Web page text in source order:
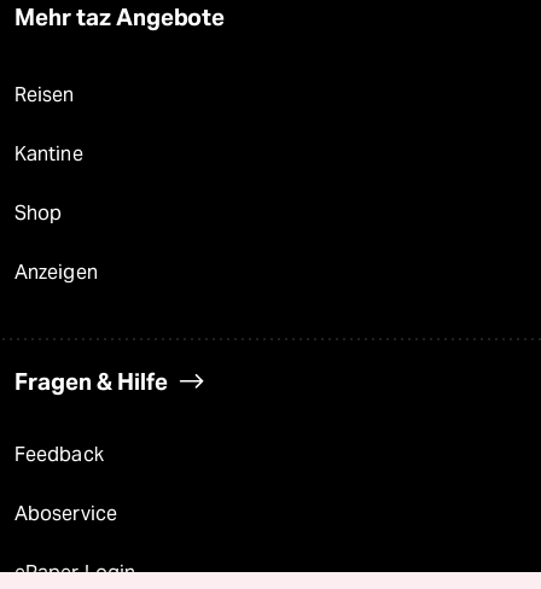
Mehr taz Angebote
Reisen
Kantine
Shop
Anzeigen
Fragen & Hilfe
Feedback
Aboservice
ePaper Login